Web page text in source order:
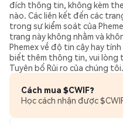
đích thông tin, không kèm
nào. Các liên kết đến các
trong sự kiểm soát của
trang này không nhằm và
Phemex về độ tin cậy hay
biết thêm thông tin, vui lòng
Tuyên bố Rủi ro của chúng tôi.
Cách mua $CWIF?
Học cách nhận được